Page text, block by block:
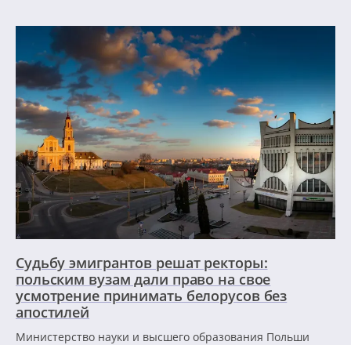
Судьбу эмигрантов решат ректоры:
польским вузам дали право на свое
усмотрение принимать белорусов без
апостилей
Министерство науки и высшего образования Польши